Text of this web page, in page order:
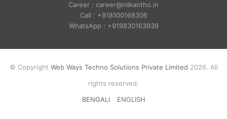
Career : career@nilkantho.in
Call : +918100168306
WhatsApp : +919830163939
© Copyright Web Ways Techno Solutions Private Limited 2026. All
rights reserved.
BENGALI
ENGLISH